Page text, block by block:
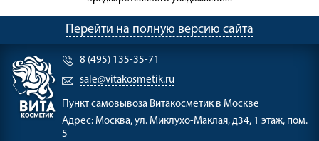
Перейти на полную версию сайта
8 (495) 135-35-71
sale@vitakosmetik.ru
Пункт самовывоза Витакосметик в Москве
Адрес: Москва, ул. Миклухо-Маклая, д34, 1 этаж, пом.
5